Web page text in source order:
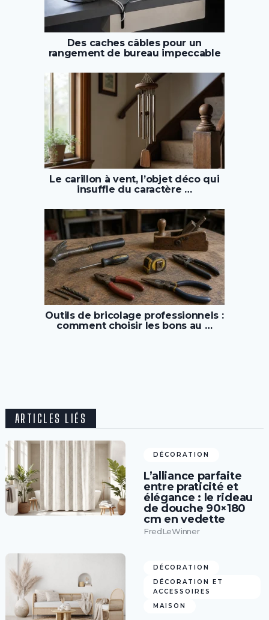
Des caches câbles pour un
rangement de bureau impeccable
Le carillon à vent, l’objet déco qui
insuffle du caractère …
Outils de bricolage professionnels :
comment choisir les bons au …
ARTICLES LIÉS
DÉCORATION
L’alliance parfaite
entre praticité et
élégance : le rideau
de douche 90×180
cm en vedette
FredLeWinner
DÉCORATION
DÉCORATION ET
ACCESSOIRES
MAISON